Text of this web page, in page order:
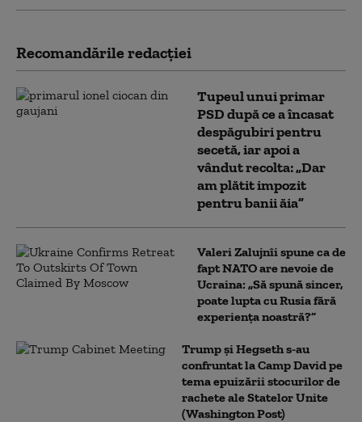
Recomandările redacţiei
Tupeul unui primar
PSD după ce a încasat
despăgubiri pentru
secetă, iar apoi a
vândut recolta: „Dar
am plătit impozit
pentru banii ăia”
Valeri Zalujnîi spune ca de
fapt NATO are nevoie de
Ucraina: „Să spună sincer,
poate lupta cu Rusia fără
experiența noastră?”
Trump şi Hegseth s-au
confruntat la Camp David pe
tema epuizării stocurilor de
rachete ale Statelor Unite
(Washington Post)